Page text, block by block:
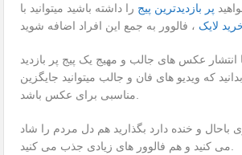
پر بازدیدترین پیج را داشته باشید میتوانید با
لایک
انتشار عکس های جالب و مهیج یک پیج پر بازدید
که ویدیو های فان و جالب میتوانید جایگزین
باحال و خنده دارد بگذارید هم دل مردم را شاد